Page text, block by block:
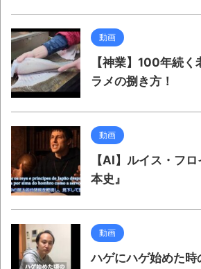
動画
【神業】100年続く
ラメの捌き方！
動画
【AI】ルイス・フ
本史』
動画
ハゲにハゲ始めた時